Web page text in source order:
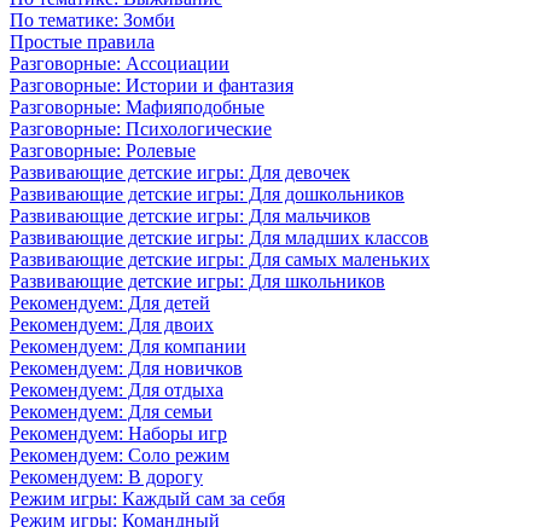
По тематике: Зомби
Простые правила
Разговорные: Ассоциации
Разговорные: Истории и фантазия
Разговорные: Мафияподобные
Разговорные: Психологические
Разговорные: Ролевые
Развивающие детские игры: Для девочек
Развивающие детские игры: Для дошкольников
Развивающие детские игры: Для мальчиков
Развивающие детские игры: Для младших классов
Развивающие детские игры: Для самых маленьких
Развивающие детские игры: Для школьников
Рекомендуем: Для детей
Рекомендуем: Для двоих
Рекомендуем: Для компании
Рекомендуем: Для новичков
Рекомендуем: Для отдыха
Рекомендуем: Для семьи
Рекомендуем: Наборы игр
Рекомендуем: Соло режим
Рекомендуем: В дорогу
Режим игры: Каждый сам за себя
Режим игры: Командный